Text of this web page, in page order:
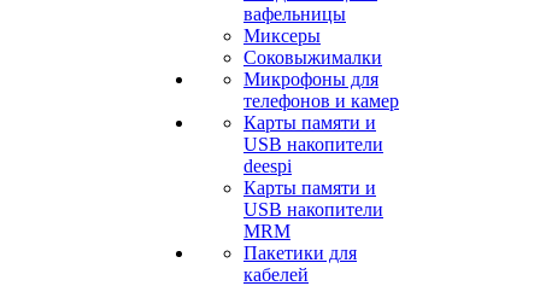
вафельницы
Миксеры
Соковыжималки
Микрофоны для
телефонов и камер
Карты памяти и
USB накопители
deespi
Карты памяти и
USB накопители
MRM
Пакетики для
кабелей